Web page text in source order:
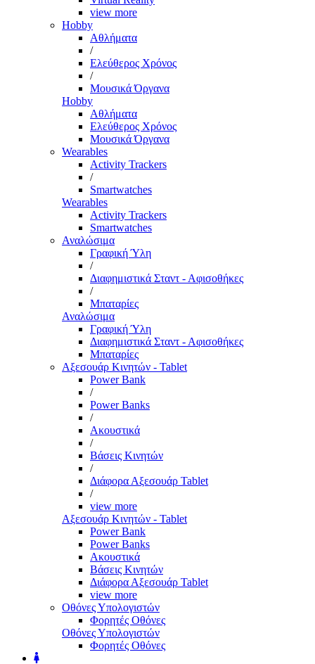
view more
Hobby
Αθλήματα
/
Ελεύθερος Χρόνος
/
Μουσικά Όργανα
Hobby
Αθλήματα
Ελεύθερος Χρόνος
Μουσικά Όργανα
Wearables
Activity Trackers
/
Smartwatches
Wearables
Activity Trackers
Smartwatches
Αναλώσιμα
Γραφική Ύλη
/
Διαφημιστικά Σταντ - Αφισοθήκες
/
Μπαταρίες
Αναλώσιμα
Γραφική Ύλη
Διαφημιστικά Σταντ - Αφισοθήκες
Μπαταρίες
Αξεσουάρ Κινητών - Tablet
Power Bank
/
Power Banks
/
Ακουστικά
/
Βάσεις Κινητών
/
Διάφορα Αξεσουάρ Tablet
/
view more
Αξεσουάρ Κινητών - Tablet
Power Bank
Power Banks
Ακουστικά
Βάσεις Κινητών
Διάφορα Αξεσουάρ Tablet
view more
Οθόνες Υπολογιστών
Φορητές Οθόνες
Οθόνες Υπολογιστών
Φορητές Οθόνες